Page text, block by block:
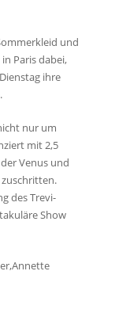
und
Paris dabei,
ihre
nur um
mit 2,5
Venus und
des Trevi-
Show